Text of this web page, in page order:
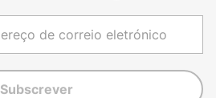
Subscrever